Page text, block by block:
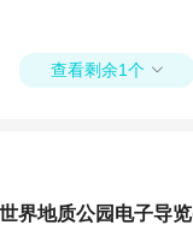
查看剩余1个 
界地质公园电子导